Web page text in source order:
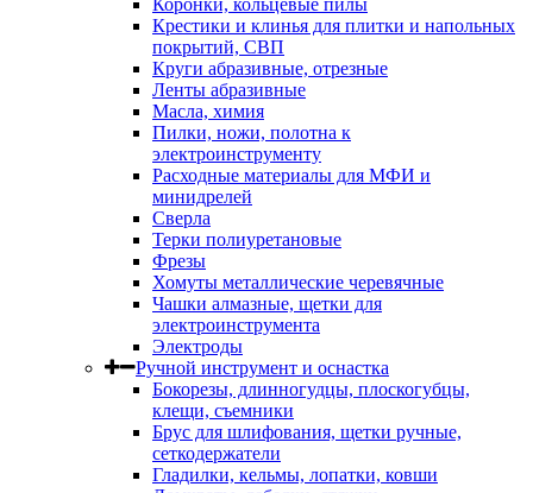
Крестики и клинья для плитки и напольных
покрытий, СВП
Круги абразивные, отрезные
Ленты абразивные
Масла, химия
Пилки, ножи, полотна к
электроинструменту
Расходные материалы для МФИ и
минидрелей
Сверла
Терки полиуретановые
Фрезы
Хомуты металлические черевячные
Чашки алмазные, щетки для
электроинструмента
Электроды
Ручной инструмент и оснастка
Бокорезы, длинногудцы, плоскогубцы,
клещи, съемники
Брус для шлифования, щетки ручные,
сеткодержатели
Гладилки, кельмы, лопатки, ковши